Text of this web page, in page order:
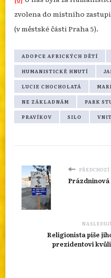
zvolena do místního
(v městské části Praha 5).
ADOPCE AFRICKÝCH DĚTÍ
HUMANISTICKÉ HNUTÍ
LUCIE CHOCHOLATÁ
NE ZÁKLADNÁM PARK
PRAVÍKOV SILO
Religionista píše
prezidentovi